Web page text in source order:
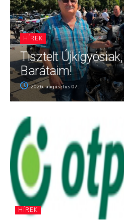
HÍREK
Tisztelt
Barátaim!
2026. augusztus 07.
HÍREK